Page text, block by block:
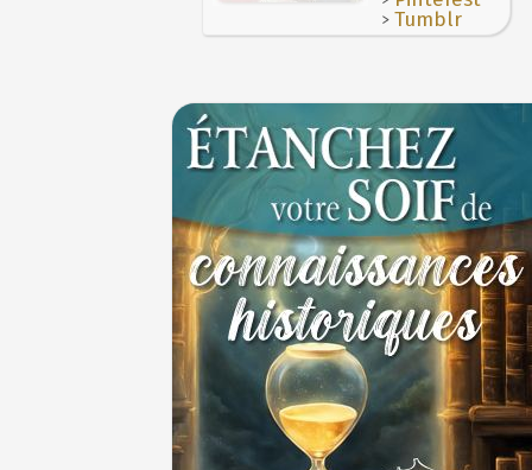
Le masque de l'ingérence ou le peuple
1ER JUILLET
>Tumblr